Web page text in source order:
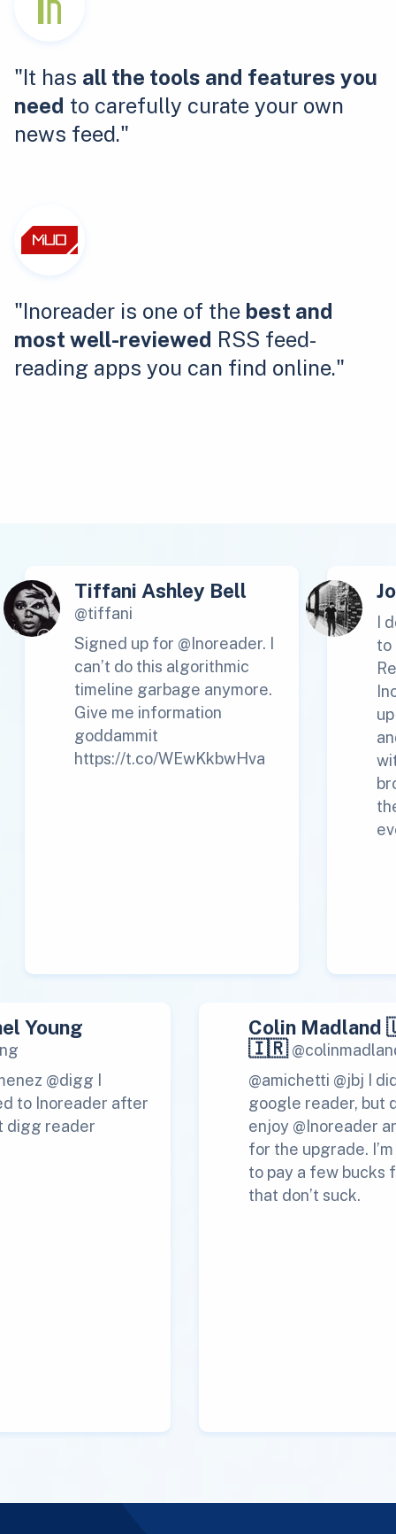
"It has all the tools and features you
need to carefully curate your own
news feed."
"Inoreader is one of the best and
most well-reviewed RSS feed-
reading apps you can find online."
Tiffani Ashley Bell
@tiffani
Signed up for @Inoreader. I
can’t do this algorithmic
timeline garbage anymore.
Give me information
goddammit
https://t.co/WEwKkbwHva
I
to
Young
@digg I
to Inoreader after
digg reader
Colin
🇮🇷
@amichetti @jbj I
google reader, but
enjoy @Inoreader
for the upgrade.
to pay a few bucks
that don’t suck.